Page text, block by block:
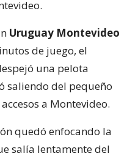
Uruguay Montevideo
de juego, el
una pelota
saliendo del pequeño
a Montevideo.
quedó enfocando la
salía lentamente del